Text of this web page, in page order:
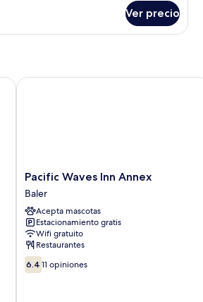
Ver precio
Pacific
Waves
Inn
Annex
Baler
Pacific Waves Inn Annex
Baler
Acepta mascotas
Estacionamiento gratis
Wifi gratuito
Restaurantes
6.4
de
6.4 11 opiniones
Pacific Waves Inn Annex